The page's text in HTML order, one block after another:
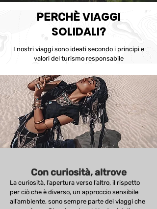
PERCHÈVIAGGI
SOLIDALI?
I nostri viaggi sono ideati secondo i principi e
valori del turismo responsabile
Con curiosità, altrove
La curiosità, l’apertura verso l’altro, il rispetto
per ciò che è diverso, un approccio sensibile
all’ambiente, sono sempre parte dei viaggi che